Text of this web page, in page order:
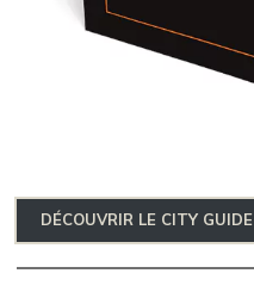
DÉCOUVRIR LE CITY GUIDE